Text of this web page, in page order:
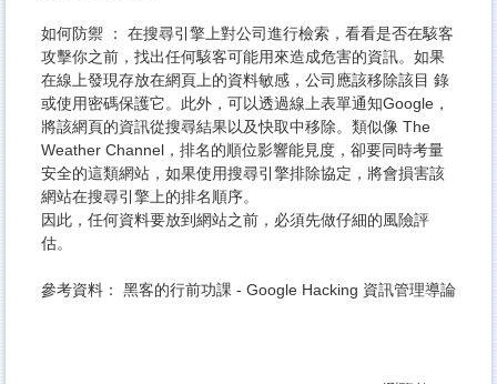
如何防禦 ： 在搜尋引擎上對公司進行檢索，看看是否在駭客
攻擊你之前，找出任何駭客可能用來造成危害的資訊。如果
在線上發現存放在網頁上的資料敏感，公司應該移除該目 錄
或使用密碼保護它。此外，可以透過線上表單通知Google，
將該網頁的資訊從搜尋結果以及快取中移除。類似像 The
Weather Channel，排名的順位影響能見度，卻要同時考量
安全的這類網站，如果使用搜尋引擎排除協定，將會損害該
網站在搜尋引擎上的排名順序。
因此，任何資料要放到網站之前，必須先做仔細的風險評
估。
參考資料 ： 黑客的行前功課 - Google Hacking 資訊管理導論